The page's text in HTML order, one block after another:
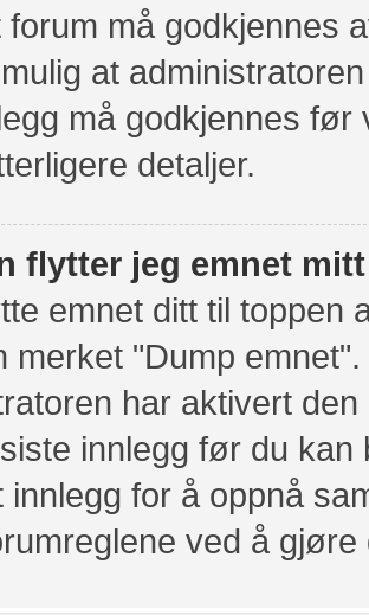
forum må godkjennes
at
må godkjennes
detaljer.
flytter jeg emnet
emnet ditt til toppen
merket "Dump
har aktivert
innlegg før du
innlegg for å oppnå
ved å gjøre